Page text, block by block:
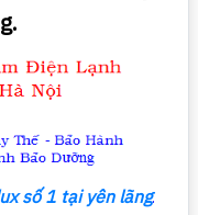
số 1 tại yên lãng.